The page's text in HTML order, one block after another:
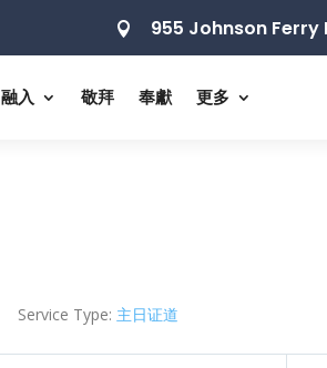
 955 Johnson Ferry
融入 敬拜 奉獻 更多
Service Type: 主日证道